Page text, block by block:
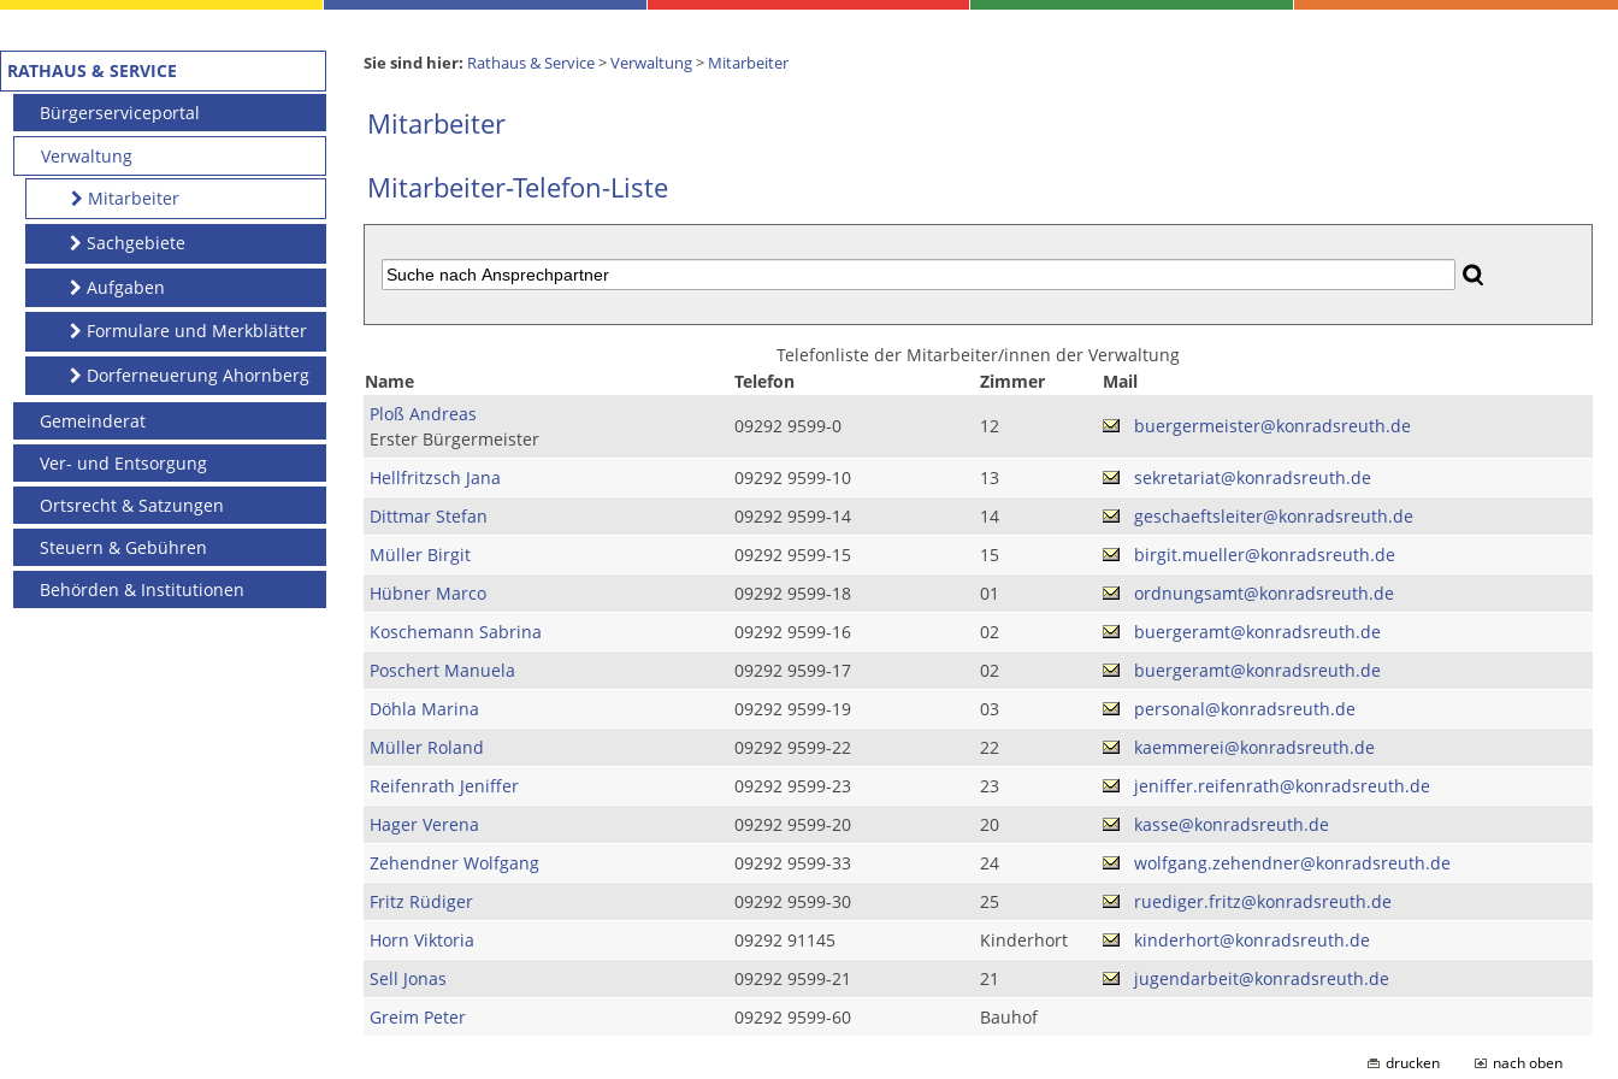
RATHAUS & SERVICE
Bürgerserviceportal
Verwaltung
Mitarbeiter
Sachgebiete
Aufgaben
Formulare und Merkblätter
Dorferneuerung Ahornberg
Gemeinderat
Ver- und Entsorgung
Ortsrecht & Satzungen
Steuern & Gebühren
Behörden & Institutionen
Sie sind hier: Rathaus & Service>Verwaltung> Mitarbeiter
Mitarbeiter
Mitarbeiter-Telefon-Liste
Telefonliste der Mitarbeiter/innen der Verwaltung
Name
Telefon Zimmer
Mail
Ploß Andreas
Erster Bürgermeister
09292 9599-0 12 buergermeister@konradsreuth.de
Hellfritzsch Jana 09292 9599-10 13
sekretariat@konradsreuth.de
Dittmar Stefan
09292 9599-14 14
geschaeftsleiter@konradsreuth.de
Müller Birgit
09292 9599-15 15
birgit.mueller@konradsreuth.de
Hübner Marco
09292 9599-18 01
ordnungsamt@konradsreuth.de
Koschemann Sabrina
09292 9599-16 02
buergeramt@konradsreuth.de
Poschert Manuela
09292 9599-17 02
buergeramt@konradsreuth.de
Döhla Marina
09292 9599-19 03
personal@konradsreuth.de
Müller Roland
09292 9599-22 22
kaemmerei@konradsreuth.de
Reifenrath Jeniffer
09292 9599-23 23
jeniffer.reifenrath@konradsreuth.de
Hager Verena
09292 9599-20 20
kasse@konradsreuth.de
Zehendner Wolfgang
09292 9599-33 24
wolfgang.zehendner@konradsreuth.de
Fritz Rüdiger
09292 9599-30 25
ruediger.fritz@konradsreuth.de
Horn Viktoria
09292 91145 Kinderhort
kinderhort@konradsreuth.de
Sell Jonas
09292 9599-21 21
jugendarbeit@konradsreuth.de
Greim Peter
09292 9599-60 Bauhof
drucken nach oben